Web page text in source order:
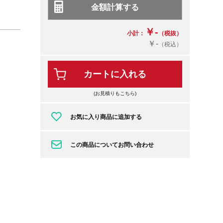
小計： ￥- （税抜）
￥-（税込）
カートに入れる
(お見積りもこちら)
お気に入り商品に追加する
この商品についてお問い合わせ